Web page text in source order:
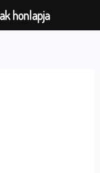
honlapja